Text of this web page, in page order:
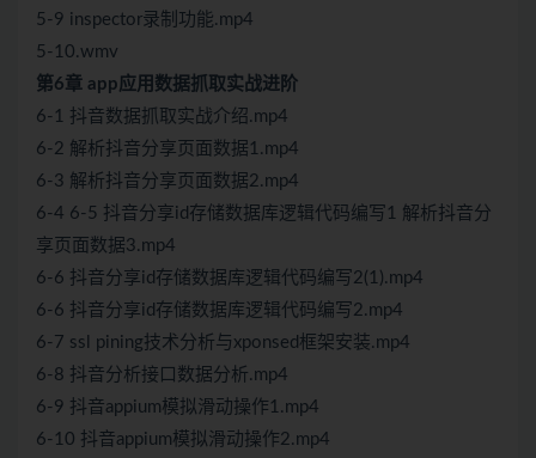
5-9 inspector录制功能.mp4
5-10.wmv
第6章 app应用数据抓取实战进阶
6-1 抖音数据抓取实战介绍.mp4
6-2 解析抖音分享页面数据1.mp4
6-3 解析抖音分享页面数据2.mp4
6-4 6-5 抖音分享id存储数据库逻辑代码编写1 解析抖音分
享页面数据3.mp4
6-6 抖音分享id存储数据库逻辑代码编写2(1).mp4
6-6 抖音分享id存储数据库逻辑代码编写2.mp4
6-7 ssl pining技术分析与xponsed框架安装.mp4
6-8 抖音分析接口数据分析.mp4
6-9 抖音appium模拟滑动操作1.mp4
6-10 抖音appium模拟滑动操作2.mp4